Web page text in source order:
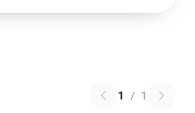
1 / 1